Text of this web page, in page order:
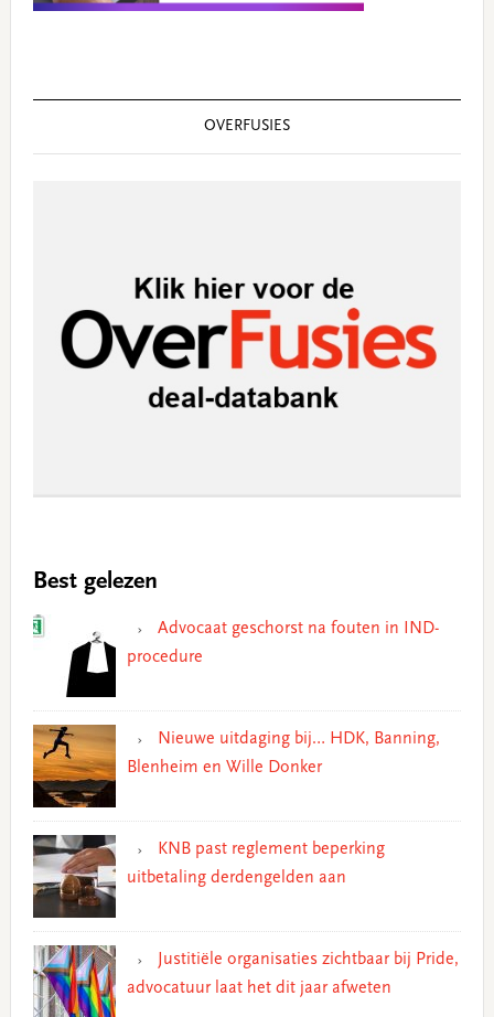
OVERFUSIES
Best gelezen
Advocaat geschorst na fouten in IND-
procedure
Nieuwe uitdaging bij… HDK, Banning,
Blenheim en Wille Donker
KNB past reglement beperking
uitbetaling derdengelden aan
Justitiële organisaties zichtbaar bij Pride,
advocatuur laat het dit jaar afweten